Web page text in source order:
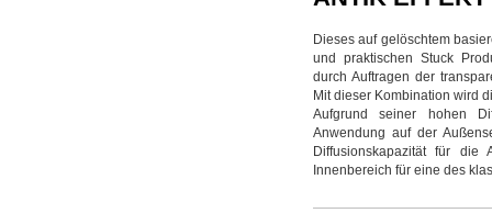
Dieses auf gelöschtem
und praktischen Stuck
durch Auftragen der
Mit dieser Kombination wird
Aufgrund seiner hohen
Anwendung auf der
Diffusionskapazität für die
Innenbereich für eine des